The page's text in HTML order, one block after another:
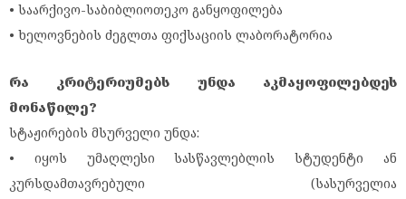
• საარქივო-საბიბლიოთეკო განყოფილება
• ხელოვნების ძეგლთა ფიქსაციის ლაბორატორია
რა კრიტერიუმებს უნდა აკმაყოფილებდეს
მონაწილე?
სტაჟირების მსურველი უნდა:
• იყოს უმაღლესი სასწავლებლის სტუდენტი ან
კურსდამთავრებული (სასურველია